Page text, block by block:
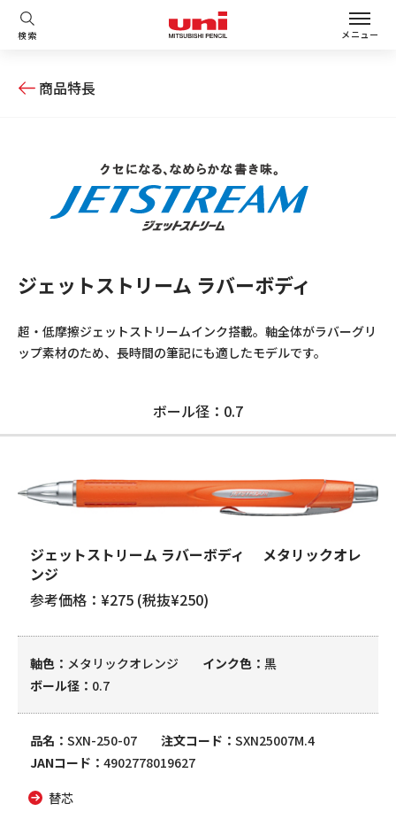
検索 メニュー
商品特長
ジェットストリーム ラバーボディ
超・低摩擦ジェットストリームインク搭載。軸全体がラバーグリ
ップ素材のため、長時間の筆記にも適したモデルです。
ボール径：0.7
ジェットストリーム ラバーボディ メタリックオレ
ンジ
参考価格：¥275 (税抜¥250)
軸色 メタリックオレンジ インク色
黒
ボール径
0.7
品名 SXN-250-07 注文コード
SXN25007M.4
JANコード
4902778019627
替芯